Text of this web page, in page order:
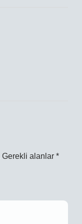
Gerekli alanlar *